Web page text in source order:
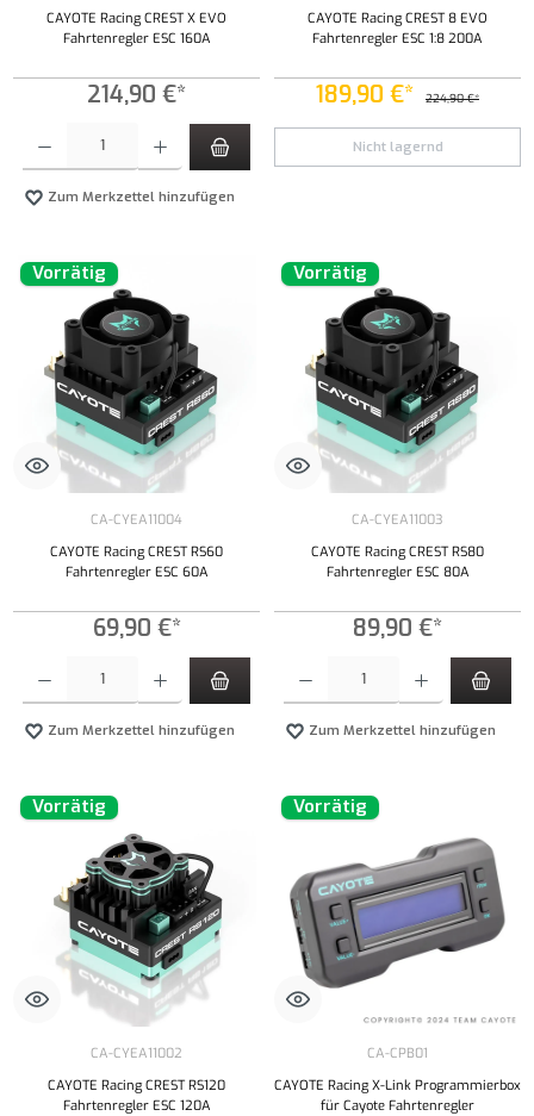
CAYOTE Racing CREST X EVO
Fahrtenregler ESC 160A
214,90 €*
Produkt Anzahl: Gib den gewünschten Wert ein oder benutze die Schaltflächen um die
Zum Merkzettel hinzufügen
CAYOTE Racing CREST 8 EVO
Fahrtenregler ESC 1:8 200A
189,90 €* 224,90 €*
Nicht lagernd
Vorrätig
CA-CYEA11004
CAYOTE Racing CREST RS60
Fahrtenregler ESC 60A
69,90 €*
Zum Merkzettel hinzufügen
Vorrätig
CA-CYEA11003
CAYOTE Racing CREST RS80
Fahrtenregler ESC 80A
89,90 €*
Zum Merkzettel hinzufügen
Vorrätig
CA-CYEA11002
CAYOTE Racing CREST RS120
Fahrtenregler ESC 120A
Vorrätig
CA-CPB01
CAYOTE Racing X-Link Programmierbox
für Cayote Fahrtenregler